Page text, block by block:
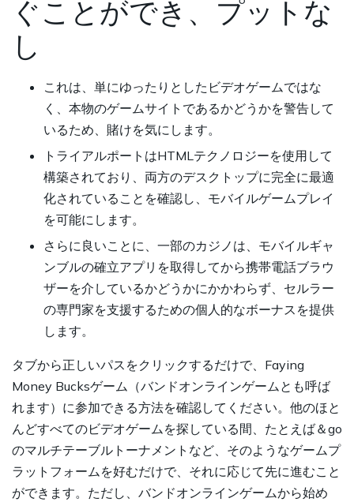
ぐことができ、プットな
し
これは、単にゆったりとしたビデオゲームではな
く、本物のゲームサイトであるかどうかを警告して
いるため、賭けを気にします。
トライアルポートはHTMLテクノロジーを使用して
構築されており、両方のデスクトップに完全に最適
化されていることを確認し、モバイルゲームプレイ
を可能にします。
さらに良いことに、一部のカジノは、モバイルギャ
ンブルの確立アプリを取得してから携帯電話ブラウ
ザーを介しているかどうかにかかわらず、セルラー
の専門家を支援するための個人的なボーナスを提供
します。
タブから正しいパスをクリックするだけで、Faying
Money Bucksゲーム（バンドオンラインゲームとも呼ば
れます）に参加できる方法を確認してください。他のほと
んどすべてのビデオゲームを探している間、たとえば＆go
のマルチテーブルトーナメントなど、そのようなゲームプ
ラットフォームを好むだけで、それに応じて先に進むこと
ができます。ただし、バンドオンラインゲームから始め